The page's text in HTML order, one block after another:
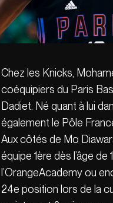
Chez les Knicks,
coéquipiers du Paris
Dadiet. Né quant à lui
également le Pôle
Aux côtés de Mo
équipe 1ère dès l’âge
l’OrangeAcademy ou
24e position lors de la